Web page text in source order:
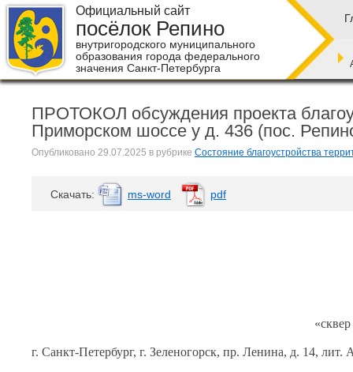
Официальный сайт
посёлок Репино
внутригородского муниципального
образования города федерального
значения Санкт-Петербурга
ПРОТОКОЛ обсуждения проекта
Приморском шоссе у д. 436 (пос.
Опубликовано 29.07.2025 в рубрике Состояние благоустройства
Cкачать: ms-word pdf
г. Санкт-Петербург, г. Зеленогорск, пр. Ленина, д. 14,